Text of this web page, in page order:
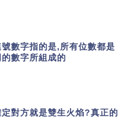
號數字指的是,所有位數都是
的數字所組成的
定對方就是雙生火焰?真正的